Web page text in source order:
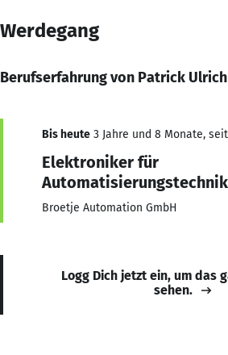
Werdegang
Berufserfahrung von Patrick Ulrich
Bis heute 3 Jahre und 8 Monate, seit
Elektroniker für
Automatisierungstechnik
Broetje Automation GmbH
Logg Dich jetzt ein, um das
sehen.